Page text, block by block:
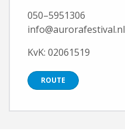
050–5951306
info@aurorafestival.nl
KvK: 02061519
ROUTE